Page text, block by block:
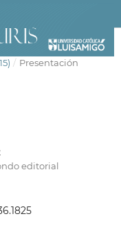
/ Presentación
editorial